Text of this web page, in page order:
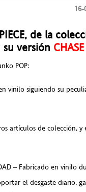
16-
de la
su versión
POP:
vinilo siguiendo su
artículos de colección,
– Fabricado en vinilo
el desgaste diario,